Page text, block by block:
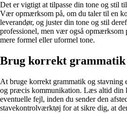
Det er vigtigt at tilpasse din tone og stil
Vær opmærksom på, om du taler til en
leverandør, og juster din tone og stil
professionel, men vær også opmærksom
mere formel eller uformel tone.
Brug korrekt grammatik
At bruge korrekt grammatik og stavning
og præcis kommunikation. Læs altid din
eventuelle fejl, inden du sender den
stavekontrolværktøj for at sikre dig, at